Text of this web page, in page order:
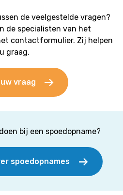
de veelgestelde vragen?
de specialisten van het
contactformulier. Zij helpen
u graag.
vraag
bij een spoedopname?
spoedopnames